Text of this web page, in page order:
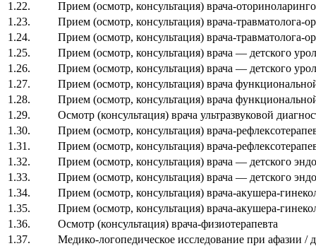
1.22.
Прием (осмотр, консультация) врача-
1.23.
Прием (осмотр, консультация) врача-травматолога-
1.24.
Прием (осмотр, консультация) врача-травматолога-
1.25.
Прием (осмотр, консультация) врача — детского
1.26.
Прием (осмотр, консультация) врача — детского
1.27.
Прием (осмотр, консультация) врача
1.28.
Прием (осмотр, консультация) врача
1.29.
Осмотр (консультация) врача ультразвуковой
1.30.
Прием (осмотр, консультация) врача-
1.31.
Прием (осмотр, консультация) врача-
1.32.
Прием (осмотр, консультация) врача — детского
1.33.
Прием (осмотр, консультация) врача — детского
1.34.
Прием (осмотр, консультация) врача-акушера-
1.35.
Прием (осмотр, консультация) врача-акушера-
1.36.
Осмотр (консультация) врача-физиотерапевта
1.37.
Медико-логопедическое исследование при афазии /